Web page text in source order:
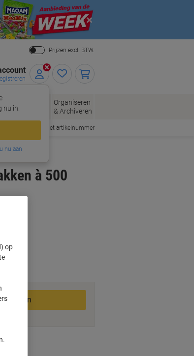
Close
Prijzen excl. BTW.
nu in.
nu aan
Organiseren
& Archiveren
Snel bestellen met artikelnummer
à 500
op